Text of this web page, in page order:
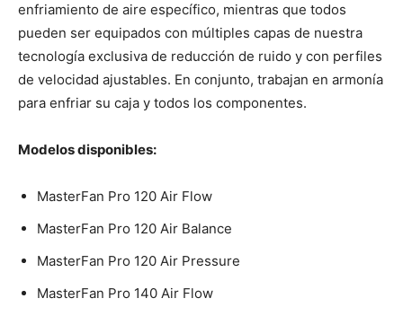
enfriamiento de aire específico, mientras que todos
pueden ser equipados con múltiples capas de nuestra
tecnología exclusiva de reducción de ruido y con perfiles
de velocidad ajustables. En conjunto, trabajan en armonía
para enfriar su caja y todos los componentes.
Modelos disponibles:
MasterFan Pro 120 Air Flow
MasterFan Pro 120 Air Balance
MasterFan Pro 120 Air Pressure
MasterFan Pro 140 Air Flow